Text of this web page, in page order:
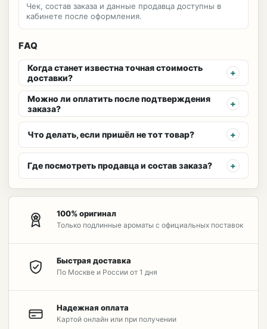
Чек, состав заказа и данные продавца доступны в
кабинете после оформления.
FAQ
Когда станет известна точная стоимость
доставки?
Можно ли оплатить после подтверждения
заказа?
Что делать, если пришёл не тот товар?
Где посмотреть продавца и состав заказа?
100% оригинал
Только подлинные ароматы с официальных поставок
Быстрая доставка
По Москве и России от 1 дня
Надежная оплата
Картой онлайн или при получении